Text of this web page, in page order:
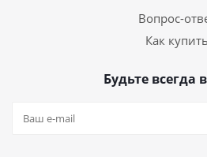
Вопрос-
Как купить
Будьте всегда